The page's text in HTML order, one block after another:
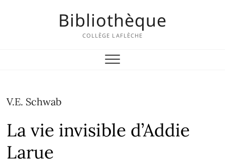
Bibliothèque
COLLÈGE LAFLÈCHE
V.E. Schwab
La vie invisible d’Addie
Larue